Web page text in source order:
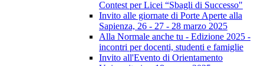
Contest per Licei “Sbagli di Successo"
Invito alle giornate di Porte Aperte alla
Sapienza, 26 - 27 - 28 marzo 2025
Alla Normale anche tu - Edizione 2025 -
incontri per docenti, studenti e famiglie
Invito all'Evento di Orientamento